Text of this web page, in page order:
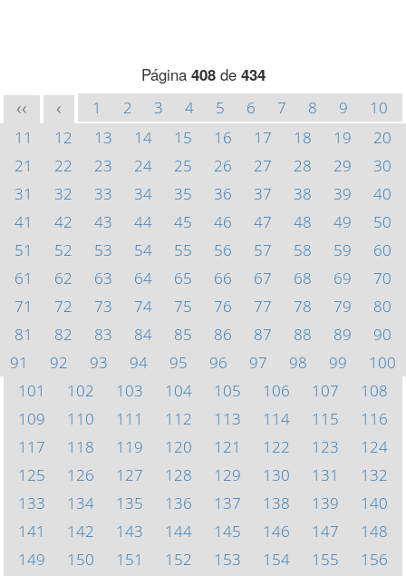
Página 408de 434
<< < 1 2 3 4 5 6 7 8 9
10
11
12 13 14 15 16 17 18 19
20
21
22 23 24 25 26 27 28 29
30
31
32 33 34 35 36 37 38 39
40
41
42 43 44 45 46 47 48 49
50
51
52 53 54 55 56 57 58 59
60
61
62 63 64 65 66 67 68 69
70
71
72 73 74 75 76 77 78 79
80
81
82 83 84 85 86 87 88 89
90
91
92 93 94 95 96 97 98 99
100
101
102 103 104 105 106 107
108
109
110 111 112 113 114 115
116
117
118 119 120 121 122 123
124
125
126 127 128 129 130 131
132
133
134 135 136 137 138 139
140
141
142 143 144 145 146 147
148
149
150 151 152 153 154 155
156